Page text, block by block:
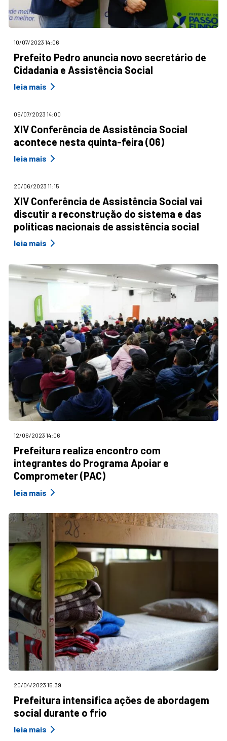
10/07/2023 14:06
Prefeito Pedro anuncia novo secretário de
Cidadania e Assistência Social
leia mais
05/07/2023 14:00
XIV Conferência de Assistência Social
acontece nesta quinta-feira (06)
leia mais
20/06/2023 11:15
XIV Conferência de Assistência Social vai
discutir a reconstrução do sistema e das
políticas nacionais de assistência social
leia mais
12/06/2023 14:06
Prefeitura realiza encontro com
integrantes do Programa Apoiar e
Comprometer (PAC)
leia mais
20/04/2023 15:39
Prefeitura intensifica ações de abordagem
social durante o frio
leia mais